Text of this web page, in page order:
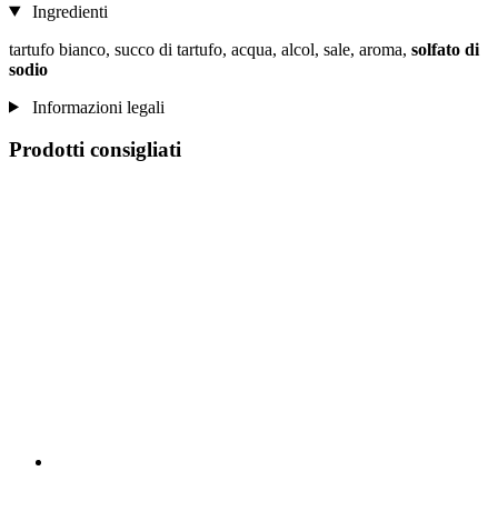
Ingredienti
tartufo bianco, succo di tartufo, acqua, alcol, sale, aroma, solfato di
sodio
Informazioni legali
Prodotti consigliati